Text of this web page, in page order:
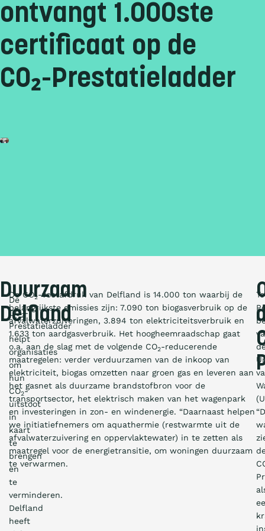
ontvangt 1.000ste
certificaat op de
CO₂-Prestatieladder
Duurzaam
Delfland
De
CO2 -
Prestatieladder
helpt
organisaties
om
hun
CO2-
uitstoot
in
kaart
te
brengen
en
te
verminderen.
Delfland
heeft
De CO2-voetafdruk van Delfland is 14.000 ton waarbij de
belangrijkste emissies zijn: 7.090 ton biogasverbruik op de
afvalwaterzuiveringen, 3.894 ton elektriciteitsverbruik en
1.633 ton aardgasverbruik. Het hoogheemraadschap gaat
o.a. aan de slag met de volgende CO2-reducerende
maatregelen: verder verduurzamen van de inkoop van
elektriciteit, biogas omzetten naar groen gas en leveren aan
het gasnet als duurzame brandstofbron voor de
transportsector, het elektrisch maken van het wagenpark
en investeringen in zon- en windenergie. “Daarnaast helpen
we initiatiefnemers om aquathermie (restwarmte uit de
afvalwaterzuivering en oppervlaktewater) in te zetten als
maatregel voor de energietransitie, om woningen duurzaam
te verwarmen.